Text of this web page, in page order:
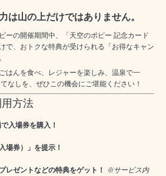
は山の上だけではありません。
ーの開催期間中、「天空のポピー 記念カード
で、おトクな特典が受けられる「お得なキャン
はんを食べ、レジャーを楽しみ、温泉で一
なしを、ぜひこの機会にご堪能ください！
方法
入場券を購入！
場券）」を提示！
レゼントなどの特典をゲット！
※サービス内